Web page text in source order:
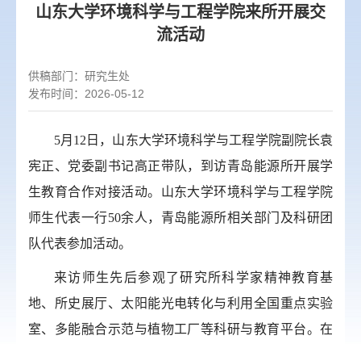
山东大学环境科学与工程学院来所开展交
流活动
供稿部门： 研究生处
发布时间：2026-05-12
5月 12 日，山东大学环境科学与工程学院副院长袁
宪正、党委副书记高正带队，到访青岛能源所开展学
生教育合作对接活动。山东大学环境科学与工程学院
师生代表一行50余人，青岛能源所相关部门及科研团
队代表参加活动。
来访师生先后参观了研究所科学家精神教育基
地、所史展厅、太阳能光电转化与利用全国重点实验
室、多能融合示范与植物工厂等科研与教育平台。在